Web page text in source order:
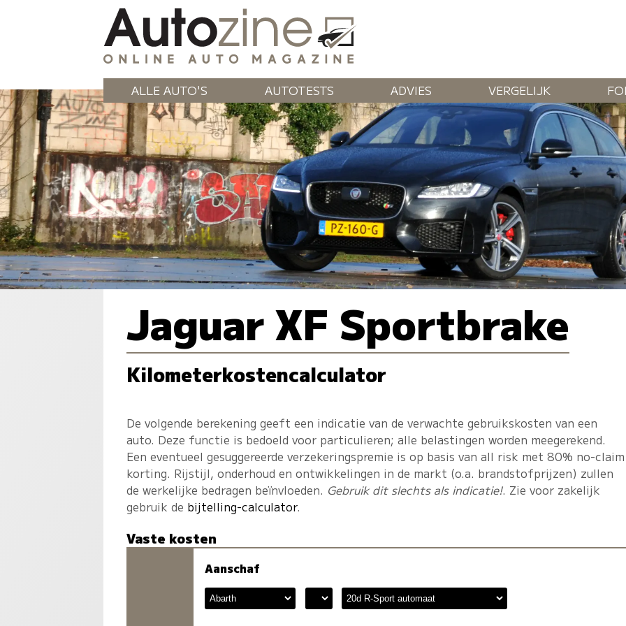
ALLE AUTO'S AUTOTESTS ADVIES VERGELIJK
Jaguar XF Sportbrake
Kilometerkostencalculator
De volgende berekening geeft een indicatie van de verwachte gebruikskosten van een
auto. Deze functie is bedoeld voor particulieren; alle belastingen worden meegerekend.
Een eventueel gesuggereerde verzekeringspremie is op basis van all risk met 80% no-claim
korting. Rijstijl, onderhoud en ontwikkelingen in de markt (o.a. brandstofprijzen) zullen
de werkelijke bedragen beïnvloeden. Gebruik dit slechts als indicatie!. Zie voor zakelijk
gebruik de bijtelling-calculator.
Vaste kosten
Aanschaf